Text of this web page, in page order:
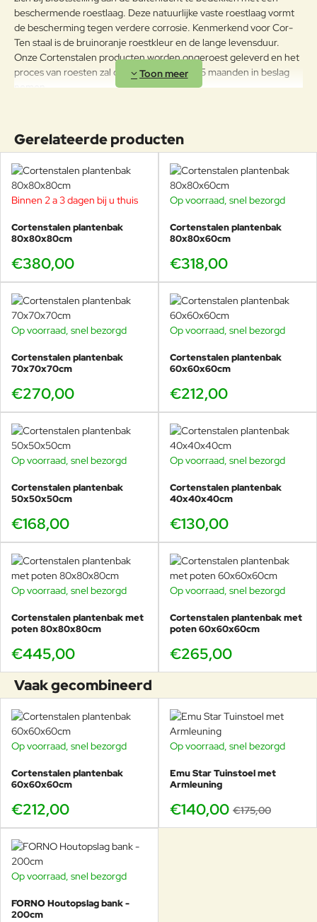
beschermende roestlaag. Deze natuurlijke vaste roestlaag vormt
de bescherming tegen verdere corrosie. Kenmerkend voor Cor-
Ten staal is de bruinoranje roestkleur en de lange levensduur.
Onze Cortenstalen producten worden ongeroest geleverd en het
proces van roesten zal daarna ongeveer 4-5 maanden in beslag
nemen.
hoogte.
De cortenstalen plantenbakken van Veurst zijn standaard voorzien
van gaatjes voor waterafvoer. Zo kan het overtollige regenwater
altijd worden afgevoerd.
Gerelateerde producten
Binnen 2 a 3 dagen bij u thuis
Cortenstalen plantenbak
80x80x80cm
€380,00
Op voorraad, snel bezorgd
Cortenstalen plantenbak
80x80x60cm
€318,00
Op voorraad, snel bezorgd
Cortenstalen plantenbak
70x70x70cm
€270,00
Op voorraad, snel bezorgd
Cortenstalen plantenbak
60x60x60cm
€212,00
Op voorraad, snel bezorgd
Cortenstalen plantenbak
50x50x50cm
€168,00
Op voorraad, snel bezorgd
Cortenstalen plantenbak
40x40x40cm
€130,00
Op voorraad, snel bezorgd
Cortenstalen plantenbak met
poten 80x80x80cm
€445,00
Op voorraad, snel bezorgd
Cortenstalen plantenbak met
poten 60x60x60cm
€265,00
Vaak gecombineerd
Op voorraad, snel bezorgd
Cortenstalen plantenbak
60x60x60cm
€212,00
-20%
Op voorraad, snel bezorgd
Emu Star Tuinstoel met
Armleuning
€140,00 €175,00
Op voorraad, snel bezorgd
FORNO Houtopslag bank -
200cm